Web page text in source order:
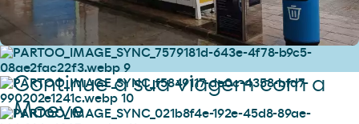
Continue a sua viagem com a
Moeve